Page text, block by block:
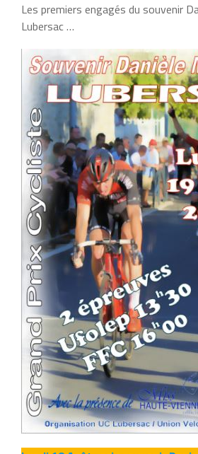
Les premiers engagés du souvenir
Lubersac …